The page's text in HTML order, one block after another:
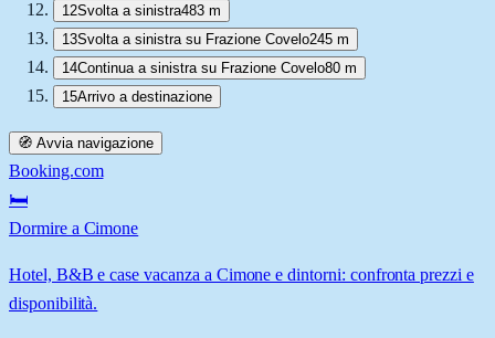
12Svolta a sinistra483 m
13Svolta a sinistra su Frazione Covelo245 m
14Continua a sinistra su Frazione Covelo80 m
15Arrivo a destinazione
🧭 Avvia navigazione
Booking.com
🛏️
Dormire a Cimone
Hotel, B&B e case vacanza a Cimone e dintorni: confronta prezzi e
disponibilità.